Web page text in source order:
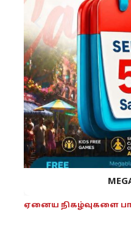
ஏனைய நிகழ்வுகளை